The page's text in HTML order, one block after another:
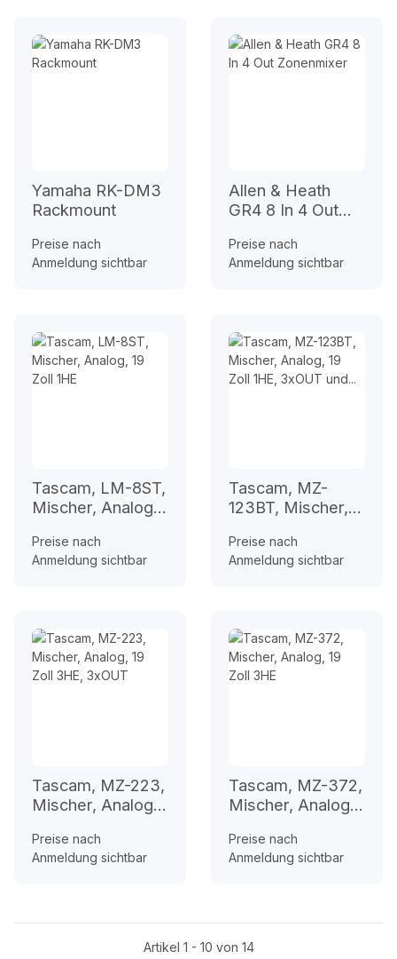
Yamaha RK-DM3
Rackmount
Preise nach
Anmeldung sichtbar
Allen & Heath
GR4 8 In 4 Out
Preise nach
Anmeldung sichtbar
Tascam, LM-8ST,
Mischer, Analog,
Preise nach
Anmeldung sichtbar
Tascam, MZ-
123BT, Mischer,
1HE, 3xOUT und
Bluetooth
Preise nach
Anmeldung sichtbar
Tascam, MZ-223,
Mischer, Analog,
3xOUT
Preise nach
Anmeldung sichtbar
Tascam, MZ-372,
Mischer, Analog,
Preise nach
Anmeldung sichtbar
Artikel 1 - 10 von 14